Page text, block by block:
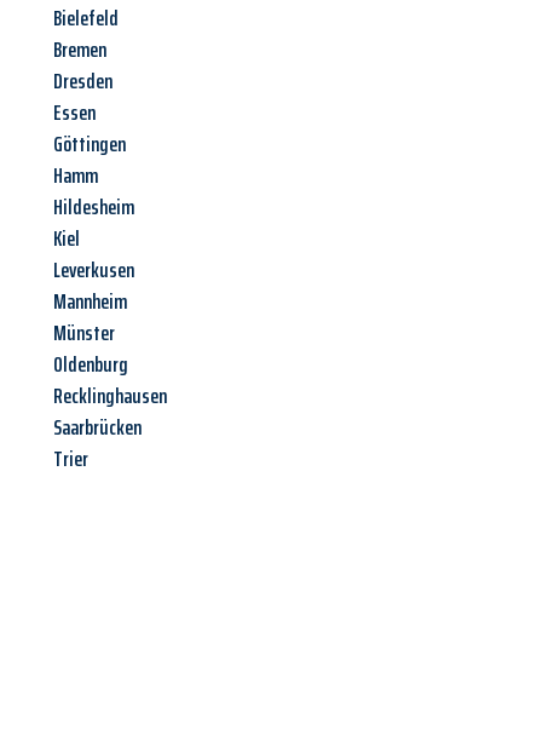
Bielefeld
Bremen
Dresden
Essen
Göttingen
Hamm
Hildesheim
Kiel
Leverkusen
Mannheim
Münster
Oldenburg
Recklinghausen
Saarbrücken
Trier